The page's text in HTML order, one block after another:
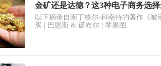
金矿还是达德？这3种电子商务选
以下摘录自南丁格尔-科南特的著作《
买 | 巴恩斯 & 诺布尔 | 苹果图